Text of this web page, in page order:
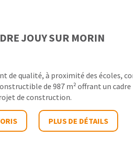
JOUY SUR MORIN
de qualité, à proximité des écoles,
de 987 m² offrant un
de construction.
PLUS DE DÉTAILS